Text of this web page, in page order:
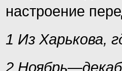
настроение
1 Из Харькова,
2